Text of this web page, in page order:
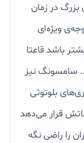
بزرگ در زمان
ویژه‌ای
باشد قاعتا
سامسونگ نیز
بلوتوثی
قرار می‌دهد
را راضی نگه